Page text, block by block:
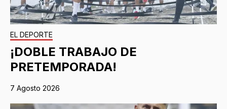
EL DEPORTE
¡DOBLE TRABAJO DE
PRETEMPORADA!
7 Agosto 2026